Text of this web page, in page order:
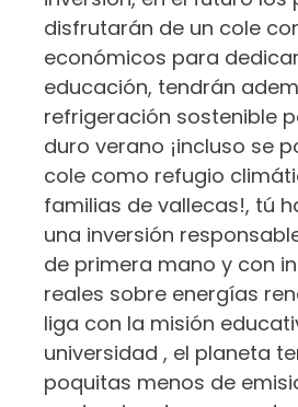
disfrutarán de un cole
económicos para
educación, tendrán
refrigeración sostenible
duro verano ¡incluso se
cole como refugio
familias de vallecas!, tú
una inversión
de primera mano y con
reales sobre energías
liga con la misión
universidad , el planeta
poquitas menos de